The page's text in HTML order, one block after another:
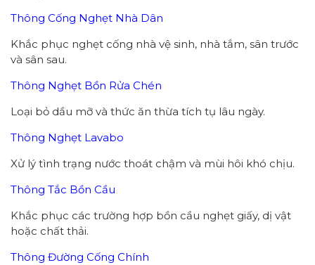
Thông Cống Nghẹt Nhà Dân
Khắc phục nghẹt cống nhà vệ sinh, nhà tắm, sân trước
và sân sau.
Thông Nghẹt Bồn Rửa Chén
Loại bỏ dầu mỡ và thức ăn thừa tích tụ lâu ngày.
Thông Nghẹt Lavabo
Xử lý tình trạng nước thoát chậm và mùi hôi khó chịu.
Thông Tắc Bồn Cầu
Khắc phục các trường hợp bồn cầu nghẹt giấy, dị vật
hoặc chất thải.
Thông Đường Cống Chính